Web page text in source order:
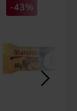
-43%